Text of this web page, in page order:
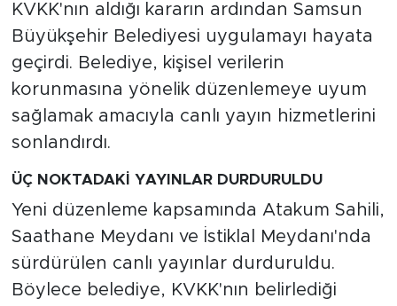
KVKK'nın aldığı kararın ardından Samsun
Büyükşehir Belediyesi uygulamayı hayata
geçirdi. Belediye, kişisel verilerin
korunmasına yönelik düzenlemeye uyum
sağlamak amacıyla canlı yayın hizmetlerini
sonlandırdı.
ÜÇ NOKTADAKİ YAYINLAR DURDURULDU
Yeni düzenleme kapsamında Atakum Sahili,
Saathane Meydanı ve İstiklal Meydanı'nda
sürdürülen canlı yayınlar durduruldu.
Böylece belediye, KVKK'nın belirlediği